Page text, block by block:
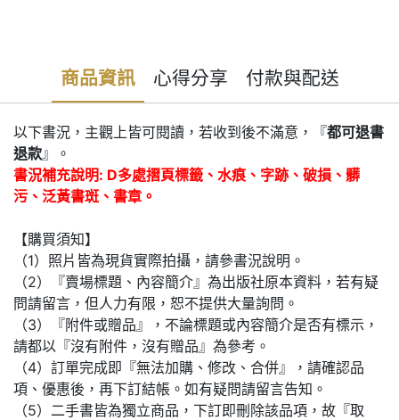
商品資訊 心得分享 付款與配送
以下書況，主觀上皆可閱讀，若收到後不滿意，『都可退書
退款』。
書況補充說明: D多處摺頁標籤、水痕、字跡、破損、髒
污、泛黃書斑、書章。
【購買須知】
（1）照片皆為現貨實際拍攝，請參書況說明。
（2）『賣場標題、內容簡介』為出版社原本資料，若有疑
問請留言，但人力有限，恕不提供大量詢問。
（3）『附件或贈品』，不論標題或內容簡介是否有標示，
請都以『沒有附件，沒有贈品』為參考。
（4）訂單完成即『無法加購、修改、合併』，請確認品
項、優惠後，再下訂結帳。如有疑問請留言告知。
（5）二手書皆為獨立商品，下訂即刪除該品項，故『取